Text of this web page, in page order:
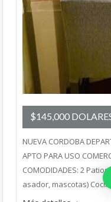
$145,000
NUEVA CORDOBA
APTO PARA USO
COMODIDADES: 2
asador, mascotas)